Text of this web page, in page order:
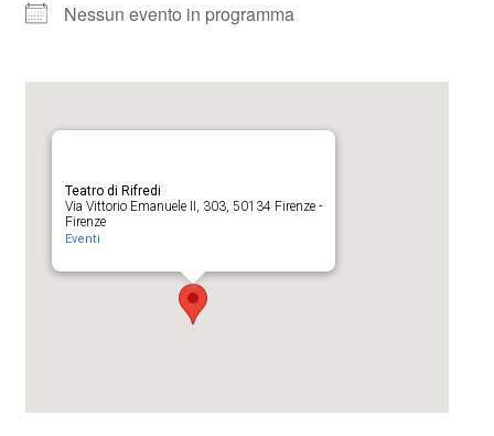
Nessun evento in programma
Teatro di Rifredi
Via Vittorio Emanuele II, 303, 50134 Firenze -
Firenze
Eventi